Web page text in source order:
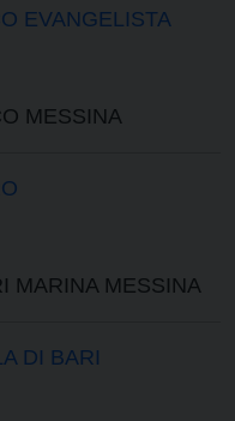
EVANGELISTA
MESSINA
MARINA MESSINA
DI BARI